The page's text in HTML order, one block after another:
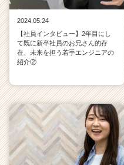
2024.05.24
【社員インタビュー】2年目にし
て既に新卒社員のお兄さん的存
在、未来を担う若手エンジニアの
紹介②